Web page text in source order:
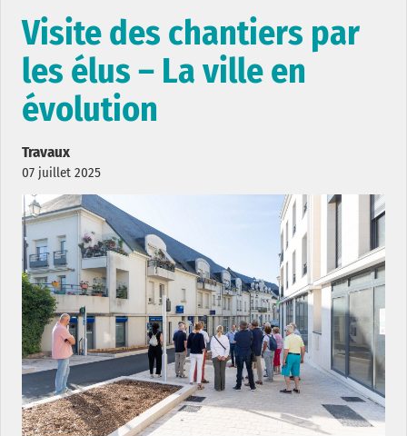
Visite des chantiers par
les élus – La ville en
évolution
Travaux
07 juillet 2025